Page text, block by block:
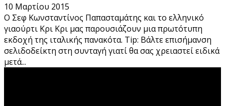
10 Μαρτίου 2015
Ο Σεφ Κωνσταντίνος Παπασταμάτης και το ελληνικό
γιαούρτι Κρι Κρι μας παρουσιάζουν μια πρωτότυπη
εκδοχή της ιταλικής πανακότα. Tip: Βάλτε επισήμανση
σελιδοδείκτη στη συνταγή γιατί θα σας χρειαστεί ειδικά
μετά...